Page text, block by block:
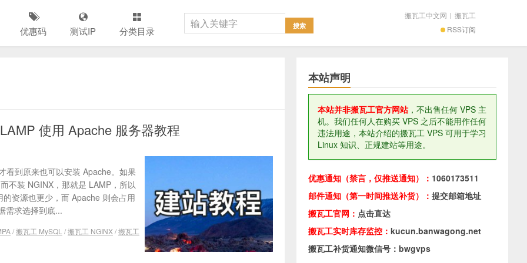
优惠码 测试IP 分类目录 RSS订阅
搬瓦工中文网 | 搬瓦工
使用 Apache 服务器教程
看到原来也可以安装 Apache。如果
不装 NGINX，那就是 LAMP，所以
资源也更少，而 Apache 则会占用
需求选择到底...
/搬瓦工 MySQL /搬瓦工 NGINX/搬瓦工
本站声明
本站并非搬瓦工官方网站，不出售任何 VPS 主
机。我们任何人在购买 VPS 之后不能用作任何
违法用途，本站介绍的搬瓦工 VPS 可用于学习
Linux 知识、正规建站等用途。
优惠通知（禁言，仅推送通知）： 1060173511
邮件通知（第一时间推送补货）： 提交邮箱地址
搬瓦工官网： 点击直达
搬瓦工实时库存监控： kucun.banwagong.net
搬瓦工补货通知微信号：bwgvps